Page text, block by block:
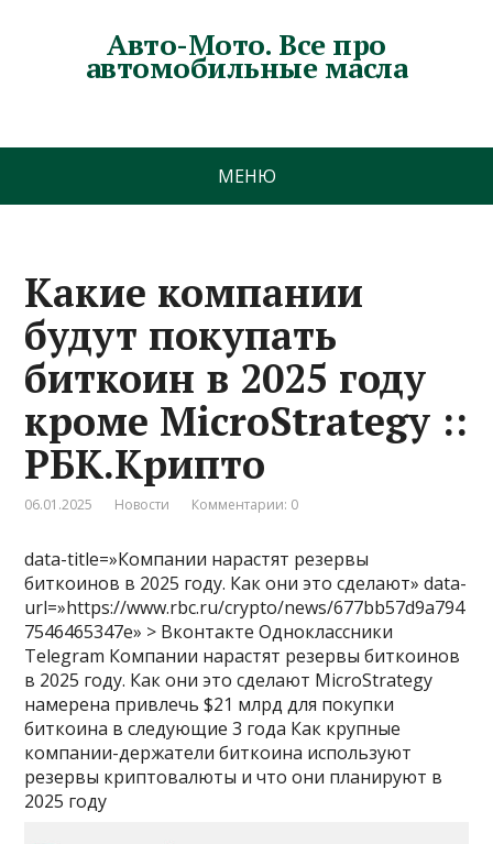
Авто-Мото. Все про
автомобильные масла
МЕНЮ
Какие компании
будут покупать
биткоин в 2025 году
кроме MicroStrategy ::
РБК.Крипто
06.01.2025 Новости Комментарии: 0
data-title=»Компании нарастят резервы
биткоинов в 2025 году. Как они это сделают» data-
url=»https://www.rbc.ru/crypto/news/677bb57d9a794
7546465347e» > Вконтакте Одноклассники
Telegram Компании нарастят резервы биткоинов
в 2025 году. Как они это сделают MicroStrategy
намерена привлечь $21 млрд для покупки
биткоина в следующие 3 года Как крупные
компании-держатели биткоина используют
резервы криптовалюты и что они планируют в
2025 году